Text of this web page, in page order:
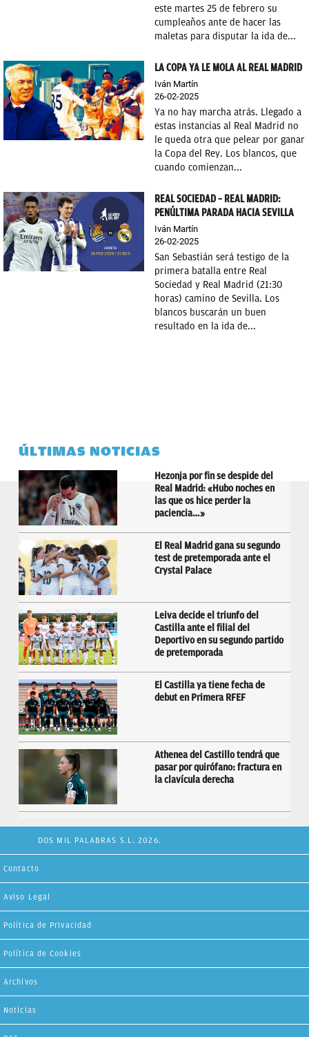
este martes 25 de febrero su
cumpleaños ante de hacer las
maletas para disputar la ida de...
LA COPA YA LE MOLA AL REAL MADRID
Iván Martín
26-02-2025
Ya no hay marcha atrás. Llegado a
estas instancias al Real Madrid no
le queda otra que pelear por ganar
la Copa del Rey. Los blancos, que
cuando comienzan...
REAL SOCIEDAD – REAL MADRID:
PENÚLTIMA PARADA HACIA SEVILLA
Iván Martín
26-02-2025
San Sebastián será testigo de la
primera batalla entre Real
Sociedad y Real Madrid (21:30
horas) camino de Sevilla. Los
blancos buscarán un buen
resultado en la ida de...
ÚLTIMAS NOTICIAS
Hezonja por fin se despide del
Real Madrid: «Hubo noches en
las que os hice perder la
paciencia…»
El Real Madrid gana su segundo
test de pretemporada ante el
Crystal Palace
Leiva decide el triunfo del
Castilla ante el filial del
Deportivo en su segundo partido
de pretemporada
El Castilla ya tiene fecha de
debut en Primera RFEF
Athenea del Castillo tendrá que
pasar por quirófano: fractura en
la clavícula derecha
DOS MIL PALABRAS S.L. 2026.
Contacto
Aviso Legal
Política de Privacidad
Política de Cookies
Archivos
Noticias